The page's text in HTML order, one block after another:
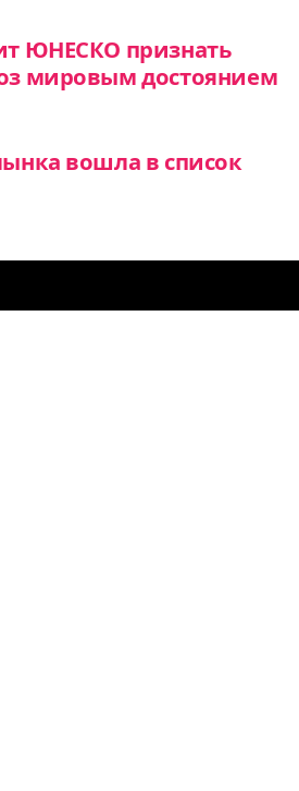
ЮНЕСКО признать
мировым достоянием
вошла в список